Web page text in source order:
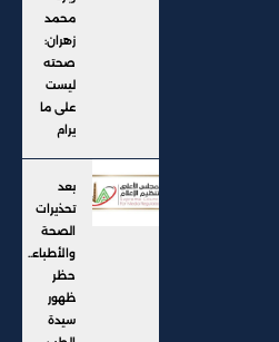
محمد
زهران:
صحته
ليست
على ما
يرام
بعد
تحذيرات
الصحة
والأطباء..
حظر
ظهور
سيدة